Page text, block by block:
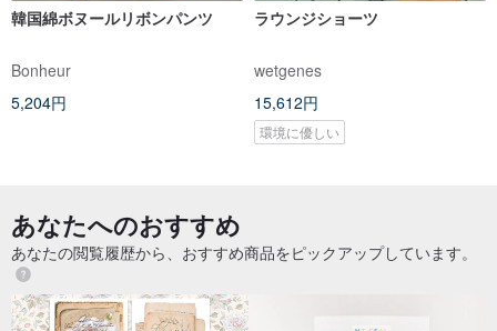
韓国綿ボヌールリボンパンツ
Bonheur
5,204円
ラウンジショーツ
wetgenes
15,612円
環境に優しい
あなたへのおすすめ
あなたの閲覧履歴から、おすすめ商品をピックアップしています。